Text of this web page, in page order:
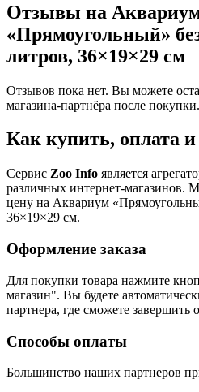
Отзывы на
«Прямоугольный»
литров, 36×19×29 см
Отзывов пока нет. Вы можете
магазина-партнёра после покупки.
Как купить, оплата и
Сервис Zoo Info является
различных интернет-
цену на Аквариум
36×19×29 см.
Оформление заказа
Для покупки товара нажмите
магазин". Вы будете
партнера, где сможете завершить
Способы оплаты
Большинство наших партнеров